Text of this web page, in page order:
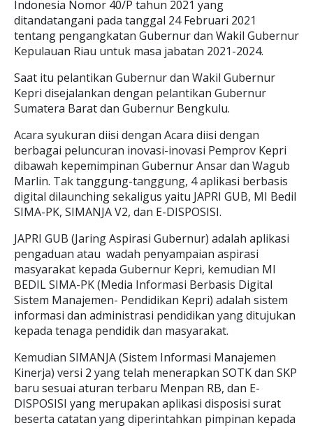
Indonesia Nomor 40/P tahun 2021 yang
ditandatangani pada tanggal 24 Februari 2021
tentang pengangkatan Gubernur dan Wakil Gubernur
Kepulauan Riau untuk masa jabatan 2021-2024.
Saat itu pelantikan Gubernur dan Wakil Gubernur
Kepri disejalankan dengan pelantikan Gubernur
Sumatera Barat dan Gubernur Bengkulu.
Acara syukuran diisi dengan Acara diisi dengan
berbagai peluncuran inovasi-inovasi Pemprov Kepri
dibawah kepemimpinan Gubernur Ansar dan Wagub
Marlin. Tak tanggung-tanggung, 4 aplikasi berbasis
digital dilaunching sekaligus yaitu JAPRI GUB, MI Bedil
SIMA-PK, SIMANJA V2, dan E-DISPOSISI.
JAPRI GUB (Jaring Aspirasi Gubernur) adalah aplikasi
pengaduan atau wadah penyampaian aspirasi
masyarakat kepada Gubernur Kepri, kemudian MI
BEDIL SIMA-PK (Media Informasi Berbasis Digital
Sistem Manajemen- Pendidikan Kepri) adalah sistem
informasi dan administrasi pendidikan yang ditujukan
kepada tenaga pendidik dan masyarakat.
Kemudian SIMANJA (Sistem Informasi Manajemen
Kinerja) versi 2 yang telah menerapkan SOTK dan SKP
baru sesuai aturan terbaru Menpan RB, dan E-
DISPOSISI yang merupakan aplikasi disposisi surat
beserta catatan yang diperintahkan pimpinan kepada